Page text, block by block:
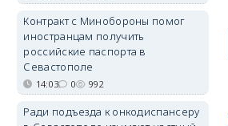
Контракт с Минобороны помог
иностранцам получить
российские паспорта в
Севастополе
14:03 0 992
Ради подъезда к онкодиспансеру